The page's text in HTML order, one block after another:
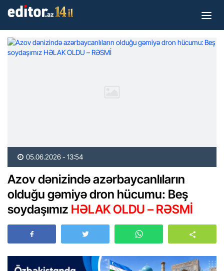
05.06.2026 - 13:54
Azov dənizində azərbaycanlıların
olduğu gəmiyə dron hücumu: Beş
soydaşımız HƏLAK OLDU – RƏSMİ